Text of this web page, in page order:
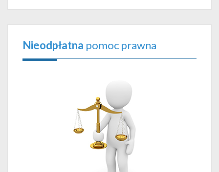
Nieodpłatna pomoc prawna